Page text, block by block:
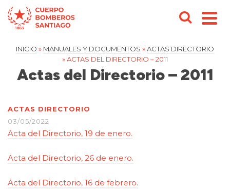
INICIO » MANUALES Y DOCUMENTOS »ACTAS DIRECTORIO
»ACTAS DEL DIRECTORIO – 2011
Actas del Directorio – 2011
ACTAS DIRECTORIO
03/05/2022
Acta del Directorio, 19 de enero.
Acta del Directorio, 26 de enero.
Acta del Directorio, 16 de febrero.